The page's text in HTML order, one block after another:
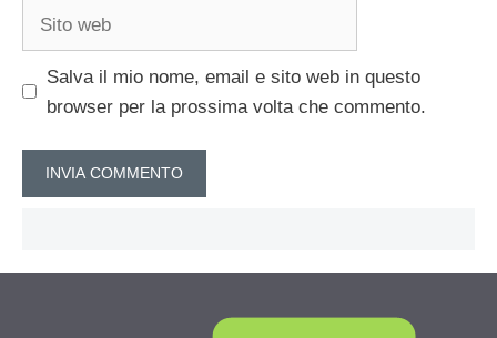
Salva il mio nome, email e sito web in questo
browser per la prossima volta che commento.